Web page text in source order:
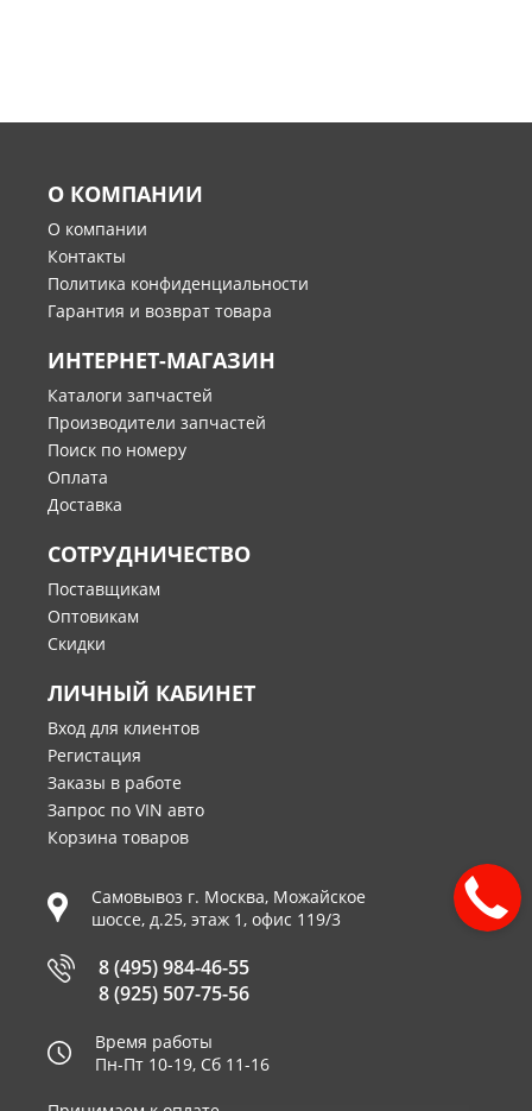
О КОМПАНИИ
О компании
Контакты
Политика конфиденциальности
Гарантия и возврат товара
ИНТЕРНЕТ-МАГАЗИН
Каталоги запчастей
Производители запчастей
Поиск по номеру
Оплата
Доставка
СОТРУДНИЧЕСТВО
Поставщикам
Оптовикам
Скидки
ЛИЧНЫЙ КАБИНЕТ
Вход для клиентов
Регистация
Заказы в работе
Запрос по VIN авто
Корзина товаров
Самовывоз г. Москва, Можайское
шоссе, д.25, этаж 1, офис 119/3
8 (495) 984-46-55
8 (925) 507-75-56
Время работы
Пн-Пт 10-19, Сб 11-16